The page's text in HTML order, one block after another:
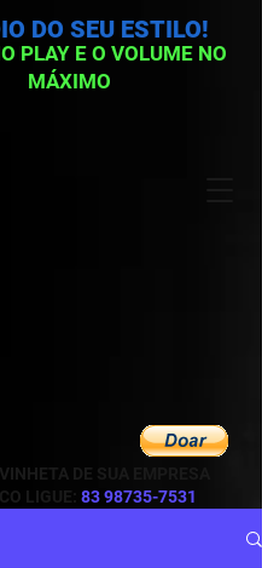
DE SUA EMPRESA
LIGUE:
83 98735-7531
PLAY E O VOLUME NO
MÁXIMO
DO SEU ESTILO!